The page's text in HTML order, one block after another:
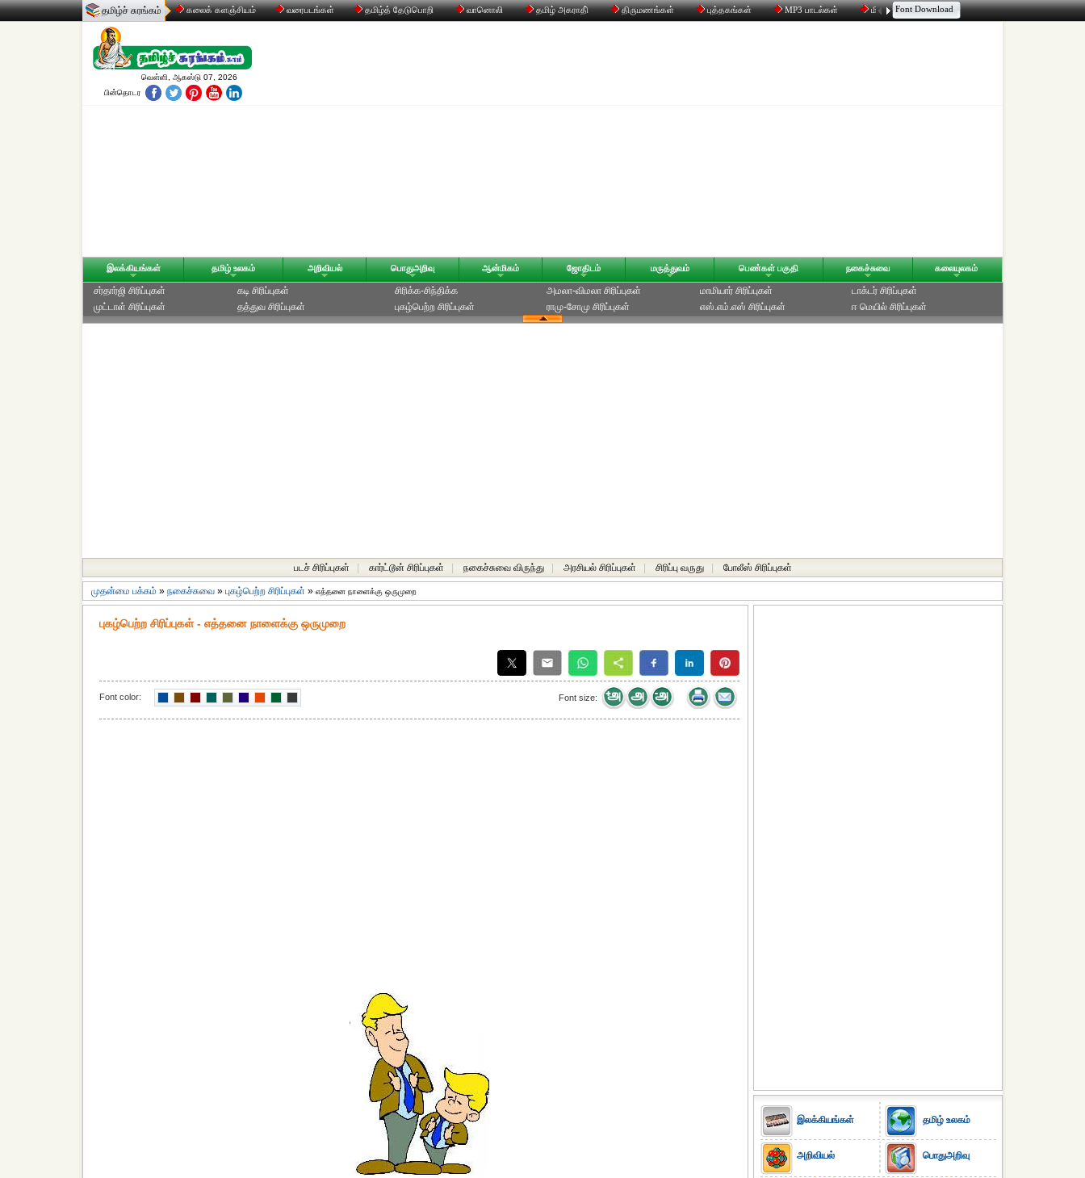
தமிழ்ச் சுரங்கம் கலைக் களஞ்சியம் வரைபடங்கள் தமிழ்த் தேடுபொறி வானொலி தமிழ் அகராதி் திருமணங்கள் புத்தகங்கள் MP3 பாடல்கள் மின்னஞ்சல் திரட்டி உரையாடல்
Font Download
வெள்ளி, ஆகஸ்டு 07, 2026
பின்தொடர
இலக்கியங்கள் தமிழ் உலகம் அறிவியல் பொதுஅறிவு ஆன்மிகம் ஜோதிடம் மருத்துவம் பெண்கள் பகுதி நகைச்சுவை கலையுலகம்
சர்தார்ஜி சிரிப்புகள்
முட்டாள் சிரிப்புகள்
கடி சிரிப்புகள்
தத்துவ சிரிப்புகள்
சிரிக்க-சிந்திக்க
புகழ்பெற்ற சிரிப்புகள்
அமலா-விமலா சிரிப்புகள்
ராமு-சோமு சிரிப்புகள்
மாமியார் சிரிப்புகள்
எஸ்.எம்.எஸ் சிரிப்புகள்
டாக்டர் சிரிப்புகள்
ஈ மெயில் சிரிப்புகள்
படச் சிரிப்புகள் கார்ட்டூன் சிரிப்புகள் நகைச்சுவை விருந்து அரசியல் சிரிப்புகள் சிரிப்பு வருது போலீஸ் சிரிப்புகள்
முதன்மை பக்கம் » நகைச்சுவை » புகழ்பெற்ற சிரிப்புகள் » எத்தனை நாளைக்கு ஒருமுறை
புகழ்பெற்ற சிரிப்புகள் - எத்தனை நாளைக்கு ஒருமுறை
Font color: Font size:
இலக்கியங்கள்
அறிவியல்
தமிழ் உலகம்
பொதுஅறிவு